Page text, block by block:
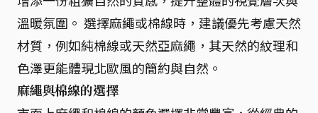
溫暖氛圍。 選擇麻繩或棉線時，建議優先考慮天然
材質，例如純棉線或天然亞麻繩，其天然的紋理和
色澤更能體現北歐風的簡約與自然。
麻繩與棉線的選擇